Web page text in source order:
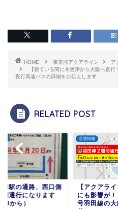
HOME 東京湾アクアライン
ア
【寝ている間に木更津から大阪へ直
夜行高速バスの詳細をお伝えします
RELATED POST
通路、西口側
になります
）
交通情報
【アクアライン高
にも影響が！】首
号羽田線の大師橋